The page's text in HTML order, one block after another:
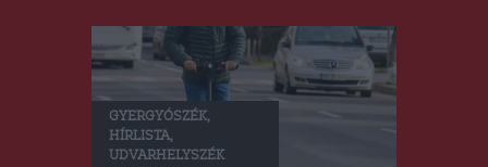
Kapcsolat
RO
GYERGYÓSZÉK,
HÍRLISTA,
UDVARHELYSZÉK